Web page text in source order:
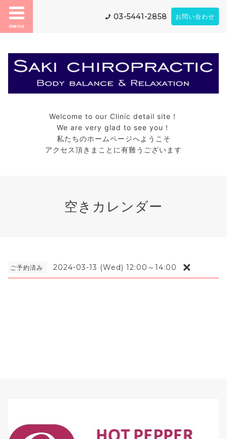
menu
03-5441-2858 お問い合わせ
Welcome to our Clinic detail site！
We are very glad to see you！
私たちのホームページへようこそ
アクセス頂きまことに有難うございます
空きカレンダー
ご予約済み 2024-03-13 (Wed) 12:00～14:00 ❌